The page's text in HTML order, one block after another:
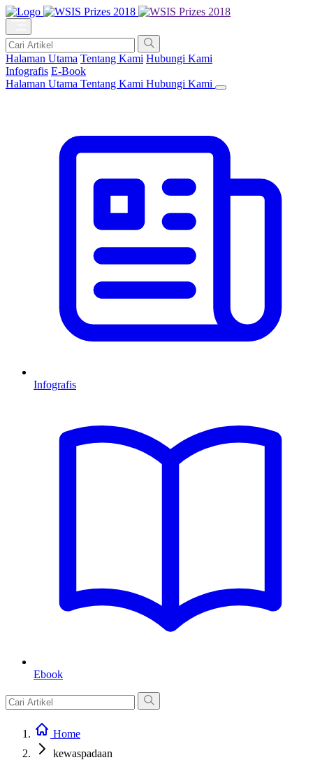
Halaman Utama Tentang Kami Hubungi Kami
Infografis E-Book
Halaman Utama Tentang Kami Hubungi Kami
Infografis
Ebook
Home
kewaspadaan